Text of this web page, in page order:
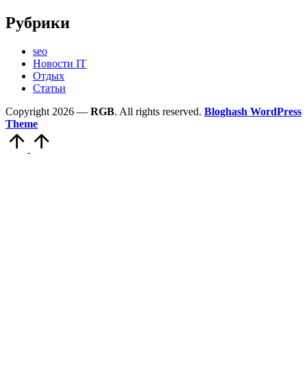
Рубрики
seo
Новости IT
Отдых
Статьи
Copyright 2026 — RGB. All rights reserved. Bloghash WordPress
Theme